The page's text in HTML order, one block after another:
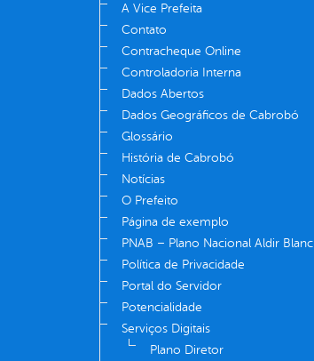
A Vice Prefeita
Contato
Contracheque Online
Controladoria Interna
Dados Abertos
Dados Geográficos de Cabrobó
Glossário
História de Cabrobó
Notícias
O Prefeito
Página de exemplo
PNAB – Plano Nacional Aldir Blanc
Política de Privacidade
Portal do Servidor
Potencialidade
Serviços Digitais
Plano Diretor